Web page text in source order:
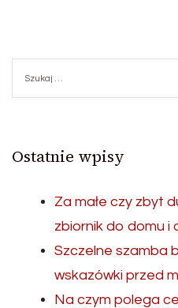
Ostatnie wpisy
Za małe czy zbyt
zbiornik do domu i
Szczelne szamba
wskazówki przed
Na czym polega